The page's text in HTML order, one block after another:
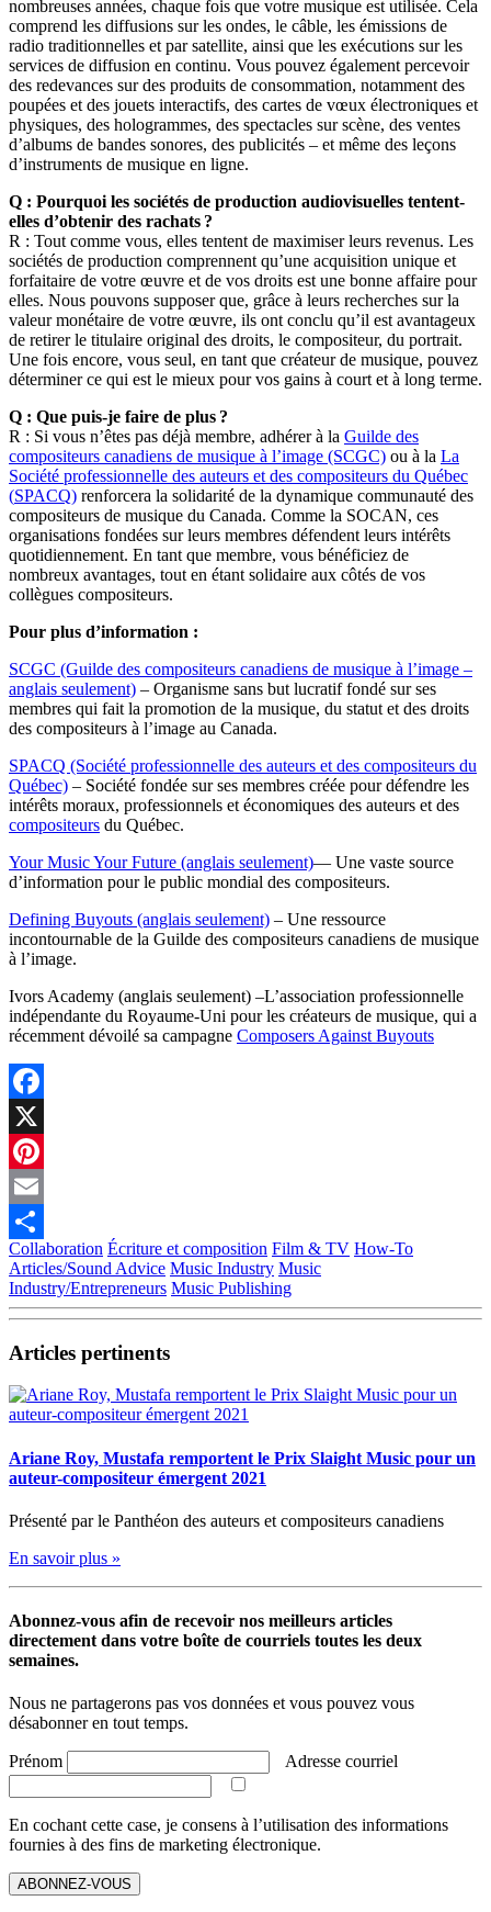
nombreuses années, chaque fois que votre musique est utilisée. Cela
comprend les diffusions sur les ondes, le câble, les émissions de
radio traditionnelles et par satellite, ainsi que les exécutions sur les
services de diffusion en continu. Vous pouvez également percevoir
des redevances sur des produits de consommation, notamment des
poupées et des jouets interactifs, des cartes de vœux électroniques et
physiques, des hologrammes, des spectacles sur scène, des ventes
d’albums de bandes sonores, des publicités – et même des leçons
d’instruments de musique en ligne.
Q : Pourquoi les sociétés de production audiovisuelles tentent-
elles d’obtenir des rachats ?
R : Tout comme vous, elles tentent de maximiser leurs revenus. Les
sociétés de production comprennent qu’une acquisition unique et
forfaitaire de votre œuvre et de vos droits est une bonne affaire pour
elles. Nous pouvons supposer que, grâce à leurs recherches sur la
valeur monétaire de votre œuvre, ils ont conclu qu’il est avantageux
de retirer le titulaire original des droits, le compositeur, du portrait.
Une fois encore, vous seul, en tant que créateur de musique, pouvez
déterminer ce qui est le mieux pour vos gains à court et à long terme.
Q : Que puis-je faire de plus ?
R : Si vous n’êtes pas déjà membre, adhérer à la Guilde des
compositeurs canadiens de musique à l’image (SCGC) ou à la La
Société professionnelle des auteurs et des compositeurs du Québec
(SPACQ) renforcera la solidarité de la dynamique communauté des
compositeurs de musique du Canada. Comme la SOCAN, ces
organisations fondées sur leurs membres défendent leurs intérêts
quotidiennement. En tant que membre, vous bénéficiez de
nombreux avantages, tout en étant solidaire aux côtés de vos
collègues compositeurs.
Pour plus d’information :
SCGC (Guilde des compositeurs canadiens de musique à l’image –
anglais seulement) – Organisme sans but lucratif fondé sur ses
membres qui fait la promotion de la musique, du statut et des droits
des compositeurs à l’image au Canada.
SPACQ (Société professionnelle des auteurs et des compositeurs du
Québec) – Société fondée sur ses membres créée pour défendre les
intérêts moraux, professionnels et économiques des auteurs et des
compositeurs du Québec.
Your Music Your Future (anglais seulement)— Une vaste source
d’information pour le public mondial des compositeurs.
Defining Buyouts (anglais seulement) – Une ressource
incontournable de la Guilde des compositeurs canadiens de musique
à l’image.
Ivors Academy (anglais seulement) –L’association professionnelle
indépendante du Royaume-Uni pour les créateurs de musique, qui a
récemment dévoilé sa campagne Composers Against Buyouts
Facebook
X
Pinterest
Email
Partager
Collaboration Écriture et composition Film & TV How-To
Articles/Sound Advice Music Industry Music
Industry/Entrepreneurs Music Publishing
Articles pertinents
Ariane Roy, Mustafa remportent le Prix Slaight Music pour un
auteur-compositeur émergent 2021
Présenté par le Panthéon des auteurs et compositeurs canadiens
En savoir plus »
Abonnez-vous afin de recevoir nos meilleurs articles
directement dans votre boîte de courriels toutes les deux
semaines.
Nous ne partagerons pas vos données et vous pouvez vous
désabonner en tout temps.
Prénom Adresse courriel
En cochant cette case, je consens à l’utilisation des informations
fournies à des fins de marketing électronique.
ABONNEZ-VOUS